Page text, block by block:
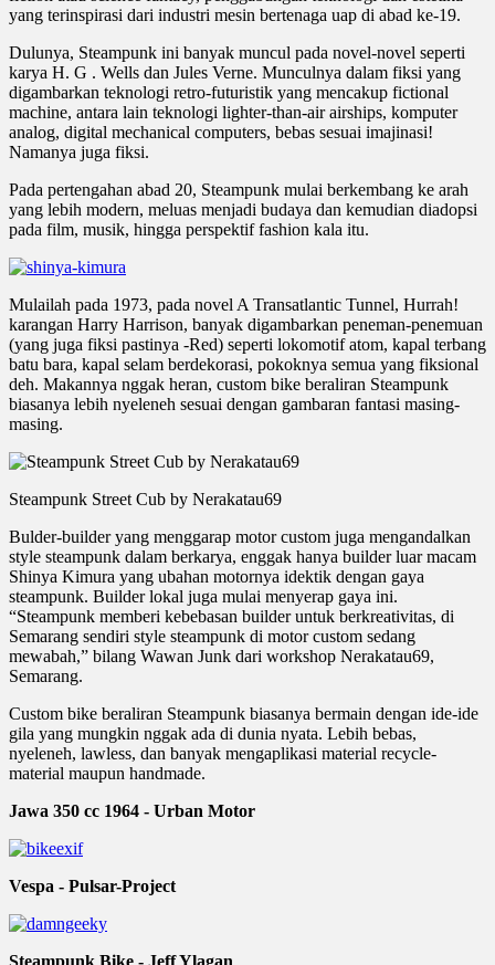
yang terinspirasi dari industri mesin bertenaga uap di abad ke-19.
Dulunya, Steampunk ini banyak muncul pada novel-novel seperti
karya H. G . Wells dan Jules Verne. Munculnya dalam fiksi yang
digambarkan teknologi retro-futuristik yang mencakup fictional
machine, antara lain teknologi lighter-than-air airships, komputer
analog, digital mechanical computers, bebas sesuai imajinasi!
Namanya juga fiksi.
Pada pertengahan abad 20, Steampunk mulai berkembang ke arah
yang lebih modern, meluas menjadi budaya dan kemudian diadopsi
pada film, musik, hingga perspektif fashion kala itu.
Mulailah pada 1973, pada novel A Transatlantic Tunnel, Hurrah!
karangan Harry Harrison, banyak digambarkan peneman-penemuan
(yang juga fiksi pastinya -Red) seperti lokomotif atom, kapal terbang
batu bara, kapal selam berdekorasi, pokoknya semua yang fiksional
deh. Makannya nggak heran, custom bike beraliran Steampunk
biasanya lebih nyeleneh sesuai dengan gambaran fantasi masing-
masing.
Steampunk Street Cub by Nerakatau69
Bulder-builder yang menggarap motor custom juga mengandalkan
style steampunk dalam berkarya, enggak hanya builder luar macam
Shinya Kimura yang ubahan motornya idektik dengan gaya
steampunk. Builder lokal juga mulai menyerap gaya ini.
“Steampunk memberi kebebasan builder untuk berkreativitas, di
Semarang sendiri style steampunk di motor custom sedang
mewabah,” bilang Wawan Junk dari workshop Nerakatau69,
Semarang.
Custom bike beraliran Steampunk biasanya bermain dengan ide-ide
gila yang mungkin nggak ada di dunia nyata. Lebih bebas,
nyeleneh, lawless, dan banyak mengaplikasi material recycle-
material maupun handmade.
Jawa 350 cc 1964 - Urban Motor
Vespa - Pulsar-Project
Steampunk Bike - Jeff Ylagan